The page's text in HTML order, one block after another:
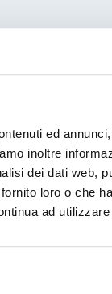
ed
inoltre
dei dati web,
loro o che
ad